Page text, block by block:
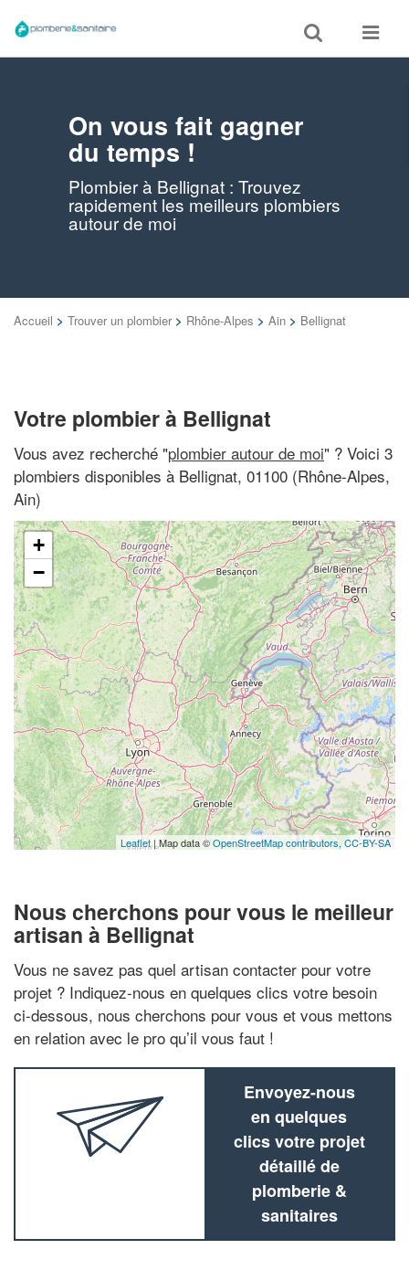
Toggle
search
Toggle
On vous fait gagner
du temps !
Plombier à Bellignat : Trouvez
rapidement les meilleurs plombiers
autour de moi
Accueil > Trouver un plombier > Rhône-Alpes > Ain > Bellignat
Votre plombier à Bellignat
Vous avez recherché "plombier autour de moi" ? Voici 3
plombiers disponibles à Bellignat, 01100 (Rhône-Alpes,
Ain)
+
−
Leaflet | Map data ©OpenStreetMap contributors, CC-BY-SA
Nous cherchons pour vous le meilleur
artisan à Bellignat
Vous ne savez pas quel artisan contacter pour votre
projet ? Indiquez-nous en quelques clics votre besoin
ci-dessous, nous cherchons pour vous et vous mettons
en relation avec le pro qu’il vous faut !
Envoyez-nous
en quelques
clics votre projet
détaillé de
plomberie &
sanitaires